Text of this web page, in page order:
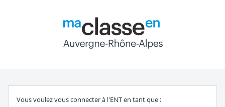
S'authentifier en tant que
Vous voulez vous connecter à l'ENT en tant que :